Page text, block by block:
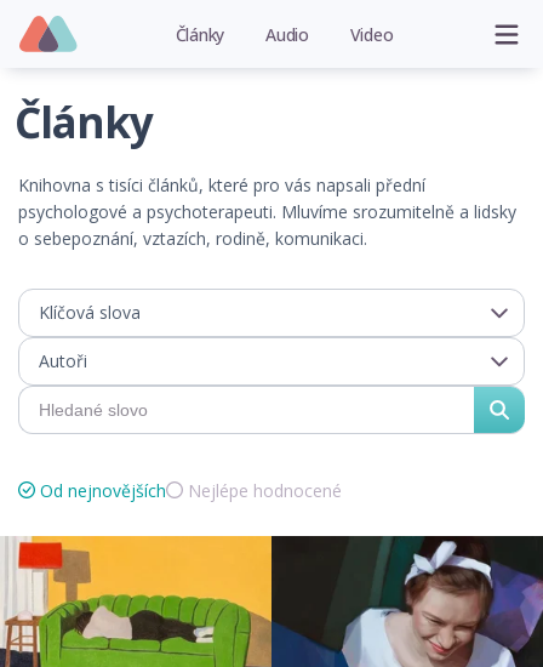
Články Audio Video
Články
Knihovna s tisíci článků, které pro vás napsali přední
psychologové a psychoterapeuti. Mluvíme srozumitelně a lidsky
o sebepoznání, vztazích, rodině, komunikaci.
Klíčová slova
Autoři
Od nejnovějších Nejlépe hodnocené